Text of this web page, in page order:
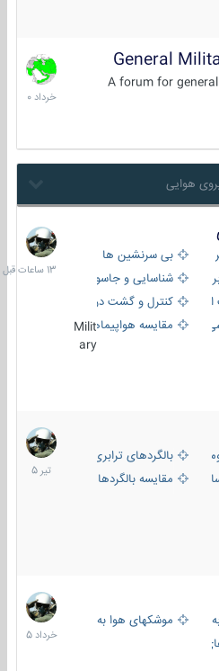
General
A forum for
10
خرداد
1400
بی سرنشین ها
شناسایی و جاسوسی
کنترل و گشت دریایی
مقایسه هواپیماهاMilit
ary
13
ساعات
قبل
بالگردهای ترابری
مقایسه بالگردها
22
تیر
1405
موشکهای هوا به سطح
30
خرداد
1405